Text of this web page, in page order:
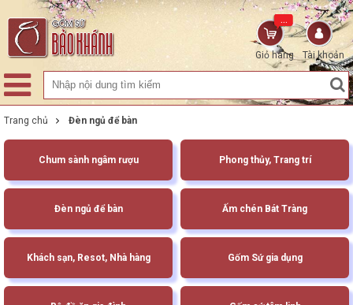
Tài khoản
Giỏ hàng
...
Trang chủ Đèn ngủ để bàn
Chum sành ngâm rượu Phong thủy, Trang trí
Đèn ngủ để bàn Ấm chén Bát Tràng
Khách sạn, Resot, Nhà hàng Gốm Sứ gia dụng